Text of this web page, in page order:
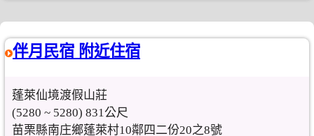
伴月民宿 附近住宿
蓬萊仙境渡假山莊
(5280 ~ 5280) 831公尺
苗栗縣南庄鄉蓬萊村10鄰四二份20之8號